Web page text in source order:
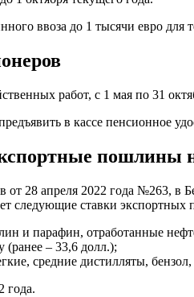
ввоза до 1 тысячи евро для
работ, с 1 мая по 31
в кассе пенсионное
пошлины
от 28 апреля 2022 года №263,
следующие ставки экспортных
и парафин, отработанные
(ранее – 33,6 долл.);
средние дистилляты,
года.